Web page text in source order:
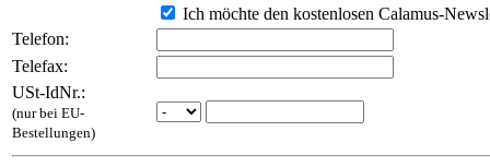
Ich möchte den kostenlosen Calamus-
Telefon:
Telefax:
USt-IdNr.:
(nur bei EU-
Bestellungen)